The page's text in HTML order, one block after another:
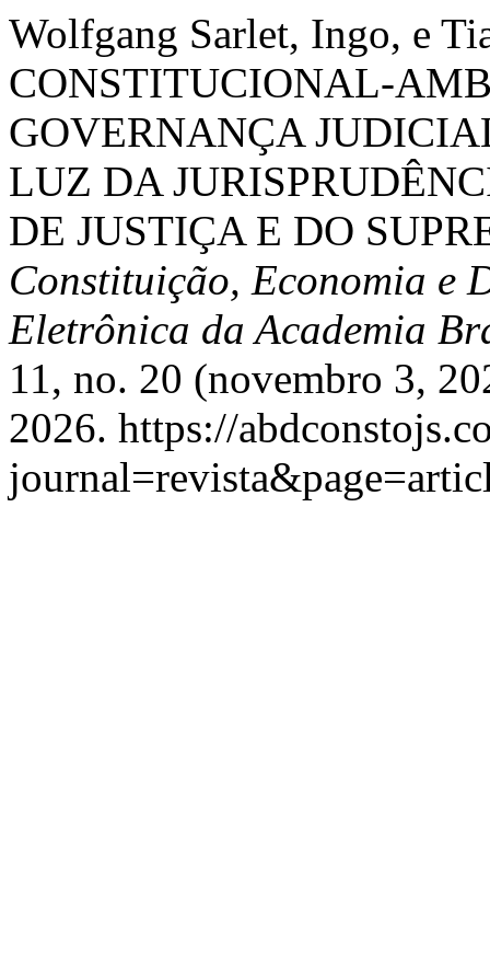
Wolfgang Sarlet, Ingo, e
CONSTITUCIONAL-
GOVERNANÇA
LUZ DA
DE JUSTIÇA E DO
Constituição, Economia e
Eletrônica da Academia
11, no. 20 (novembro 3,
2026. https://